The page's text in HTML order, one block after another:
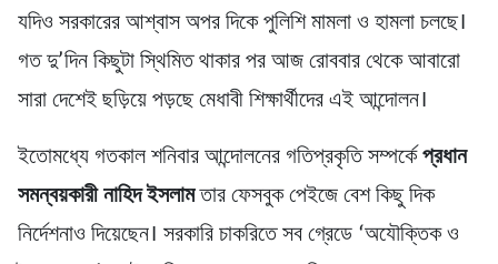
যদিও সরকারের আশ্বাস অপর দিকে পুলিশি মামলা ও হামলা চলছে।
গত দু’দিন কিছুটা স্থিমিত থাকার পর আজ রোববার থেকে আবারো
সারা দেশেই ছড়িয়ে পড়ছে মেধাবী শিক্ষার্থীদের এই আন্দোলন।
ইতোমধ্যে গতকাল শনিবার আন্দোলনের গতিপ্রকৃতি সম্পর্কেপ্রধান
সমন্বয়কারী নাহিদ ইসলামতার ফেসবুক পেইজে বেশ কিছু দিক
নির্দেশনাও দিয়েছেন। সরকারি চাকরিতে সব গ্রেডে ‘অযৌক্তিক ও